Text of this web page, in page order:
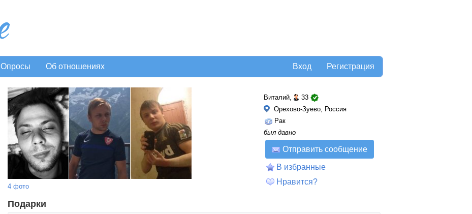
Опросы Об отношениях Регистрация
Вход
4 фото
Виталий,
33
Орехово-Зуево, Россия
Рак
был давно
Отправить сообщение
В избранные
Нравится?
Подарки